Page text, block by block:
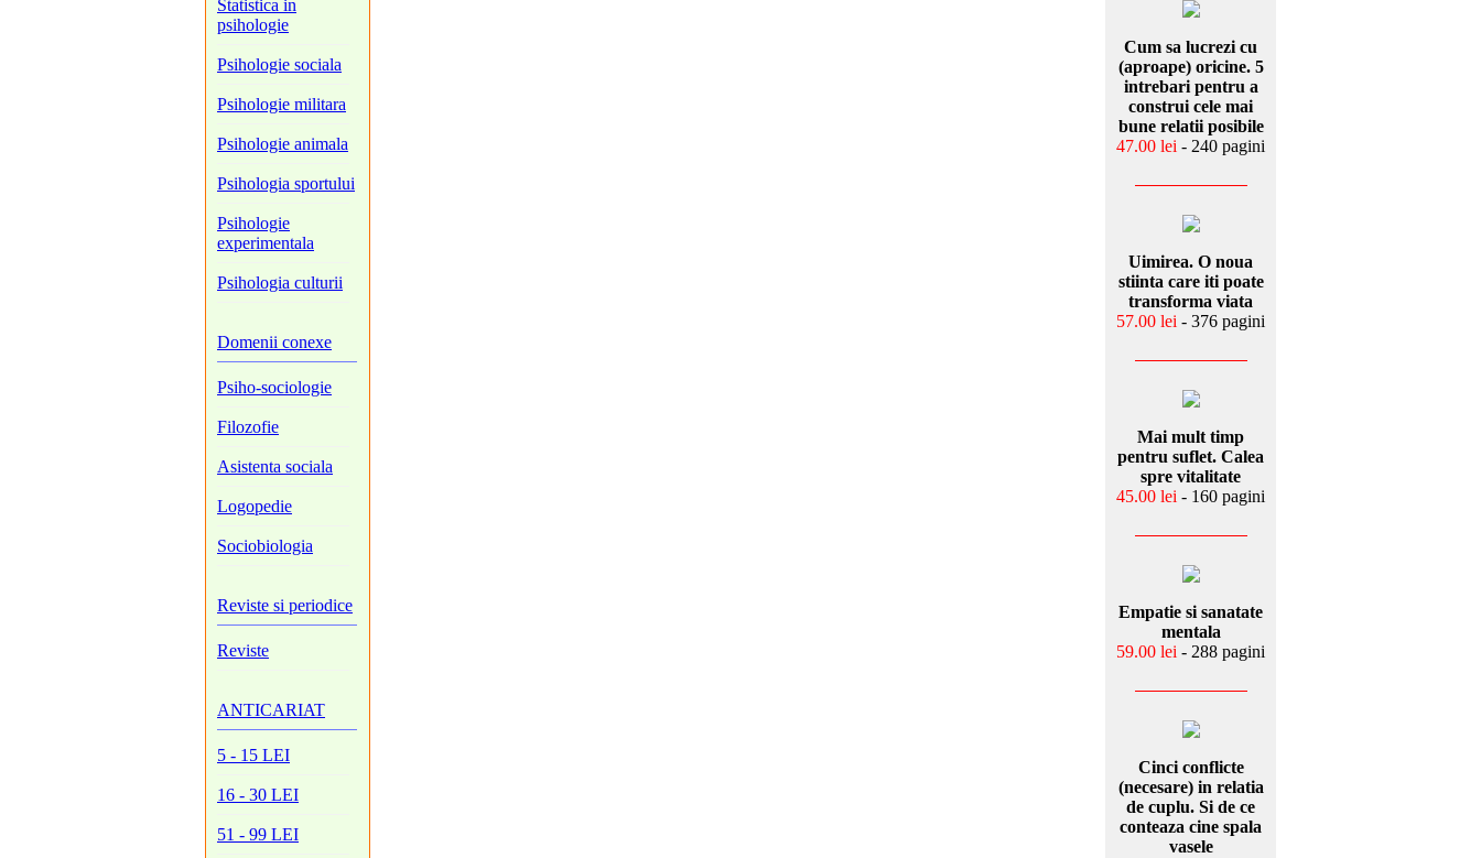
Statistica in
psihologie
Psihologie sociala
Psihologie militara
Psihologie animala
Psihologia sportului
Psihologie
experimentala
Psihologia culturii
Domenii conexe
Psiho-sociologie
Filozofie
Asistenta sociala
Logopedie
Sociobiologia
Reviste si periodice
Reviste
ANTICARIAT
5 - 15 LEI
16 - 30 LEI
51 - 99 LEI
Cum sa lucrezi cu
(aproape) oricine. 5
intrebari pentru a
construi cele mai
bune relatii posibile
47.00 lei - 240 pagini
Uimirea. O noua
stiinta care iti poate
transforma viata
57.00 lei - 376 pagini
Mai mult timp
pentru suflet. Calea
spre vitalitate
45.00 lei - 160 pagini
Empatie si sanatate
mentala
59.00 lei - 288 pagini
Cinci conflicte
(necesare) in relatia
de cuplu. Si de ce
conteaza cine spala
vasele